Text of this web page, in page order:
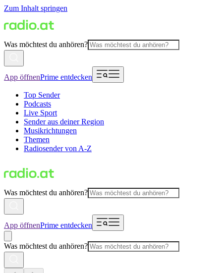
Zum Inhalt springen
Was möchtest du anhören?
App öffnenPrime entdecken
Top Sender
Podcasts
Live Sport
Sender aus deiner Region
Musikrichtungen
Themen
Radiosender von A-Z
Was möchtest du anhören?
App öffnenPrime entdecken
Was möchtest du anhören?